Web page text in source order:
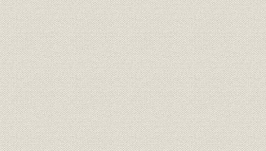
投資 出資関係 1973年(昭
投資;海外事業 国際関係投資額 1973年(昭
財務・業績;海外事業 海外現法の増資 骨子 1984年(
財務・業績;海外事業
海外現法の増資 その他現法の状
況
1984年(昭